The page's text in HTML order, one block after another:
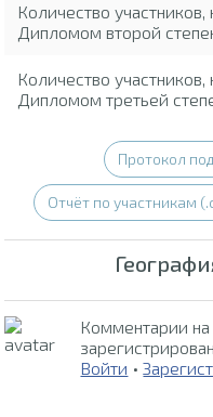
Количество
Дипломом второй
Количество
Дипломом третьей
Протокол
Отчёт по участникам
Комментарии на
Войти •